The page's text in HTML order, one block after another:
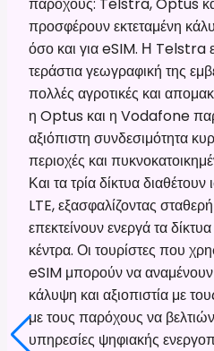
προσφέρουν εκτεταμένη
όσο και για eSIM. Η Telstra
τεράστια γεωγραφική της
πολλές αγροτικές και
η Optus και η Vodafone
αξιόπιστη συνδεσιμότητα
περιοχές και
Και τα τρία δίκτυα
LTE, εξασφαλίζοντας
επεκτείνουν ενεργά τα
κέντρα. Οι τουρίστες που
eSIM μπορούν να
κάλυψη και αξιοπιστία με
με τους παρόχους να
υπηρεσίες ψηφιακής